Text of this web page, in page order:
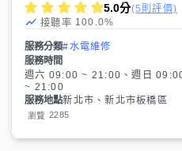
5.0分(5則評價)
接聽率 100.0%
服務分類#水電維修
服務時間
週六 09:00 ~ 21:00、週日
~ 21:00
服務地點新北市、新北市板橋區
瀏覽 2285